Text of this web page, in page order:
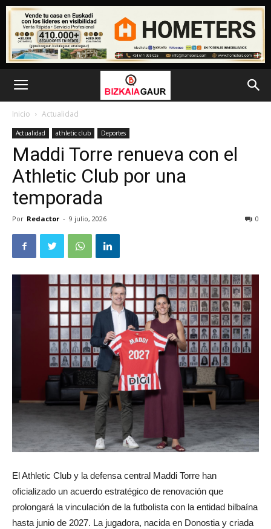
Inicio Actualidad
Actualidad athletic club Deportes
Maddi Torre renueva con el
Athletic Club por una
temporada
Por Redactor - 9 julio, 2026 0
El Athletic Club y la defensa central Maddi Torre han
oficializado un acuerdo estratégico de renovación que
prolongará la vinculación de la futbolista con la entidad bilbaína
hasta junio de 2027. La jugadora, nacida en Donostia y criada